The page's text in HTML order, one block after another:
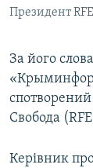
Президент
​За його
спотворений
Свобода
Керівник